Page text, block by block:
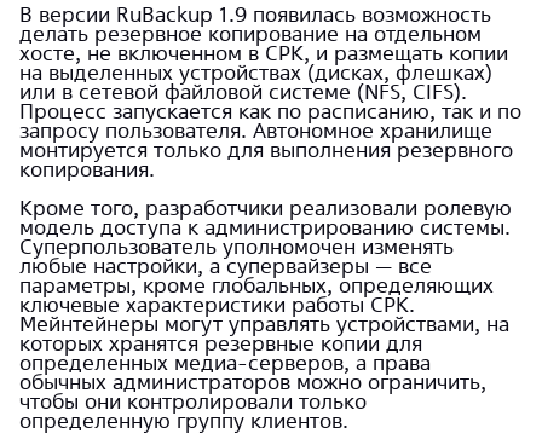
В версии RuBackup 1.9 появилась возможность
делать резервное копирование на отдельном
хосте, не включенном в СРК, и размещать копии
на выделенных устройствах (дисках, флешках)
или в сетевой файловой системе (NFS, CIFS).
Процесс запускается как по расписанию, так и по
запросу пользователя. Автономное хранилище
монтируется только для выполнения резервного
копирования.
Кроме того, разработчики реализовали ролевую
модель доступа к администрированию системы.
Суперпользователь уполномочен изменять
любые настройки, а супервайзеры — все
параметры, кроме глобальных, определяющих
ключевые характеристики работы СРК.
Мейнтейнеры могут управлять устройствами, на
которых хранятся резервные копии для
определенных медиа-серверов, а права
обычных администраторов можно ограничить,
чтобы они контролировали только
определенную группу клиентов.